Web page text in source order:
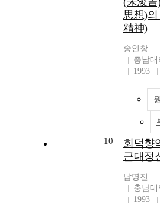
思想)
精神)
송인창
충남
1993
10
회덕향
근대정
남명진
충남
1993